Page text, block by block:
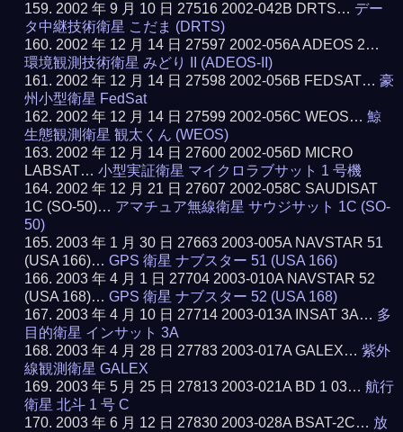
2002 年 9 月 10 日 27516 2002-042B DRTS… デー
タ中継技術衛星 こだま (DRTS)
2002 年 12 月 14 日 27597 2002-056A ADEOS 2…
環境観測技術衛星 みどり II (ADEOS-II)
2002 年 12 月 14 日 27598 2002-056B FEDSAT…豪
州小型衛星 FedSat
2002 年 12 月 14 日 27599 2002-056C WEOS…鯨
生態観測衛星 観太くん (WEOS)
2002 年 12 月 14 日 27600 2002-056D MICRO
LABSAT…小型実証衛星 マイクロラブサット 1 号機
2002 年 12 月 21 日 27607 2002-058C SAUDISAT
1C (SO-50)… アマチュア無線衛星 サウジサット 1C (SO-
50)
2003 年 1 月 30 日 27663 2003-005A NAVSTAR 51
(USA 166)…GPS 衛星 ナブスター 51 (USA 166)
2003 年 4 月 1 日 27704 2003-010A NAVSTAR 52
(USA 168)…GPS 衛星 ナブスター 52 (USA 168)
2003 年 4 月 10 日 27714 2003-013A INSAT 3A… 多
目的衛星 インサット 3A
2003 年 4 月 28 日 27783 2003-017A GALEX…紫外
線観測衛星 GALEX
2003 年 5 月 25 日 27813 2003-021A BD 1 03…航行
衛星 北斗 1 号 C
2003 年 6 月 12 日 27830 2003-028A BSAT-2C… 放